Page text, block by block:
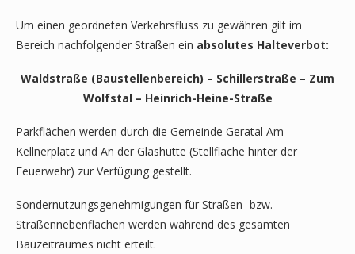
Um einen geordneten Verkehrsfluss zu gewähren gilt im
Bereich nachfolgender Straßen ein absolutes Halteverbot:
Waldstraße (Baustellenbereich) – Schillerstraße – Zum
Wolfstal – Heinrich-Heine-Straße
Parkflächen werden durch die Gemeinde Geratal Am
Kellnerplatz und An der Glashütte (Stellfläche hinter der
Feuerwehr) zur Verfügung gestellt.
Sondernutzungsgenehmigungen für Straßen- bzw.
Straßennebenflächen werden während des gesamten
Bauzeitraumes nicht erteilt.